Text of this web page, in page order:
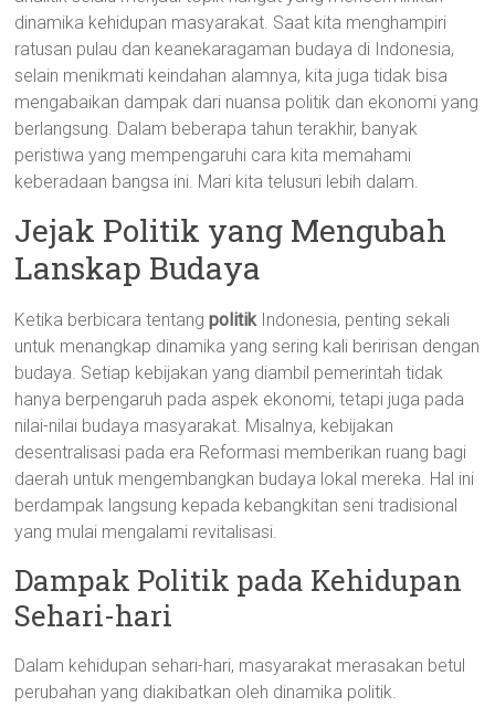
dinamika kehidupan masyarakat. Saat kita menghampiri
ratusan pulau dan keanekaragaman budaya di Indonesia,
selain menikmati keindahan alamnya, kita juga tidak bisa
mengabaikan dampak dari nuansa politik dan ekonomi yang
berlangsung. Dalam beberapa tahun terakhir, banyak
peristiwa yang mempengaruhi cara kita memahami
keberadaan bangsa ini. Mari kita telusuri lebih dalam.
Jejak Politik yang Mengubah
Lanskap Budaya
Ketika berbicara tentangpolitikIndonesia, penting sekali
untuk menangkap dinamika yang sering kali beririsan dengan
budaya. Setiap kebijakan yang diambil pemerintah tidak
hanya berpengaruh pada aspek ekonomi, tetapi juga pada
nilai-nilai budaya masyarakat. Misalnya, kebijakan
desentralisasi pada era Reformasi memberikan ruang bagi
daerah untuk mengembangkan budaya lokal mereka. Hal ini
berdampak langsung kepada kebangkitan seni tradisional
yang mulai mengalami revitalisasi.
Dampak Politik pada Kehidupan
Sehari-hari
Dalam kehidupan sehari-hari, masyarakat merasakan betul
perubahan yang diakibatkan oleh dinamika politik.